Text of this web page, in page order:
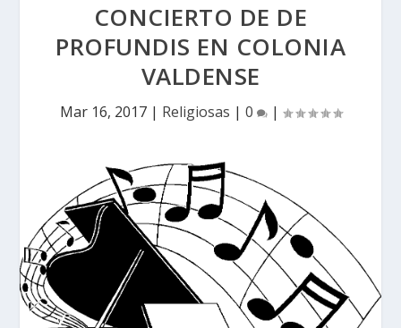
CONCIERTO DE DE
PROFUNDIS EN COLONIA
VALDENSE
Mar 16, 2017| Religiosas | 0 |